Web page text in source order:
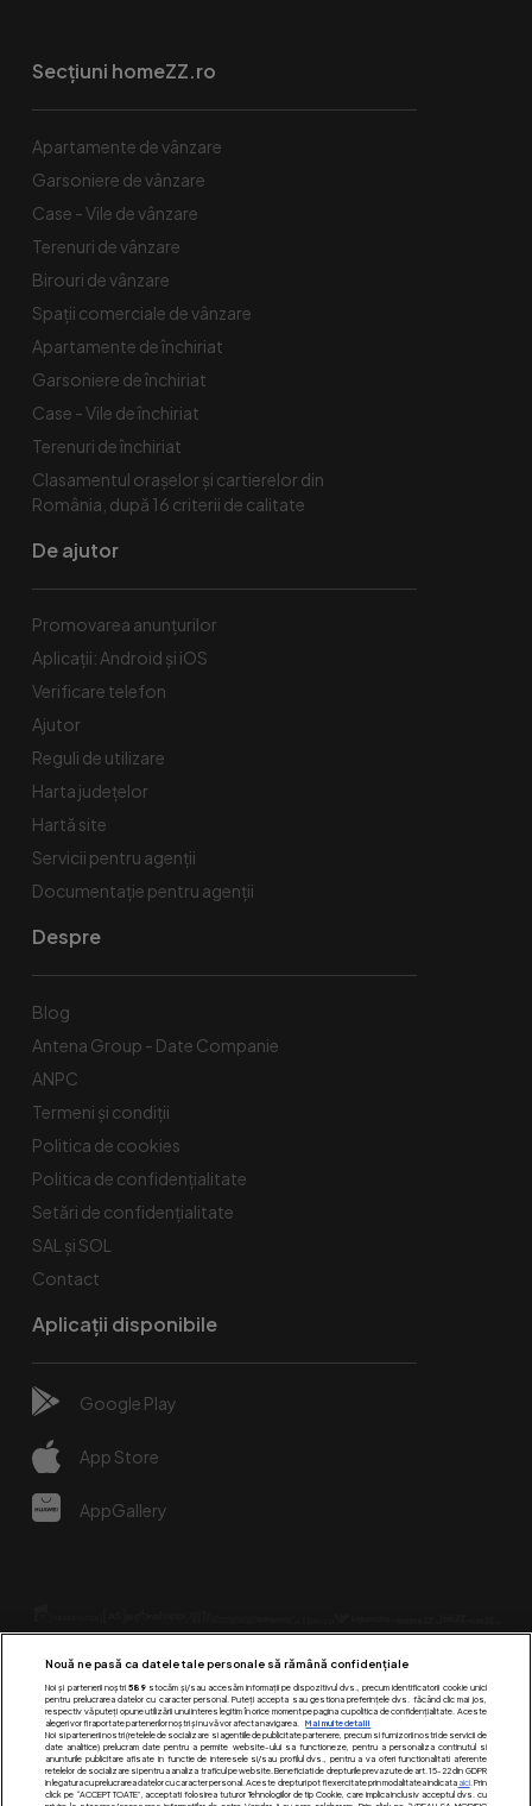
Secțiuni homeZZ.ro
Apartamente de vânzare
Garsoniere de vânzare
Case - Vile de vânzare
Terenuri de vânzare
Birouri de vânzare
Spaţii comerciale de vânzare
Apartamente de închiriat
Garsoniere de închiriat
Case - Vile de închiriat
Terenuri de închiriat
Clasamentul orașelor și cartierelor din
România, după 16 criterii de calitate
De ajutor
Promovarea anunțurilor
Aplicații: Android și iOS
Verificare telefon
Ajutor
Reguli de utilizare
Harta județelor
Hartă site
Servicii pentru agenții
Documentație pentru agenții
Despre
Blog
Antena Group - Date Companie
ANPC
Termeni și condiții
Politica de cookies
Politica de confidențialitate
Setări de confidențialitate
SAL și SOL
Contact
Aplicații disponibile
Google Play
App Store
AppGallery
Urmărește-ne pe:
Nouă ne pasă ca datele tale personale să rămână confidențiale
Noi și partenerii noștri 589stocăm și/sau accesăm informații pe dispozitivul dvs., precum identificatorii cookie unici
pentru prelucrarea datelor cu caracter personal. Puteți accepta sau gestiona preferințele dvs. făcând clic mai jos,
respectiv vă puteți opune utilizării unui interes legitim în orice moment pe pagina cu politica de confidențialitate. Aceste
alegeri vor fi raportate partenerilor noștri și nu vă vor afecta navigarea.
Mai multe detalii
Noi si partenerii nostri (retelele de socializare si agentiile de publicitate partenere, precum si furnizorii nostri de servicii de
date analitice) prelucram date pentru a permite website-ului sa functioneze, pentru a personaliza continutul si
anunturile publicitare afisate in functie de interesele si/sau profilul dvs., pentru a va oferi functionalitati aferente
retelelor de socializare si pentru a analiza traficul pe website. Beneficiati de drepturile prevazute de art. 15-22 din GDPR
in legatura cu prelucrarea datelor cu caracter personal. Aceste drepturi pot fi exercitate prin modalitatea indicataaici. Prin
click pe “ACCEPT TOATE”, acceptati folosirea tuturor Tehnologiilor de tip Cookie, care implica inclusiv acceptul dvs. cu